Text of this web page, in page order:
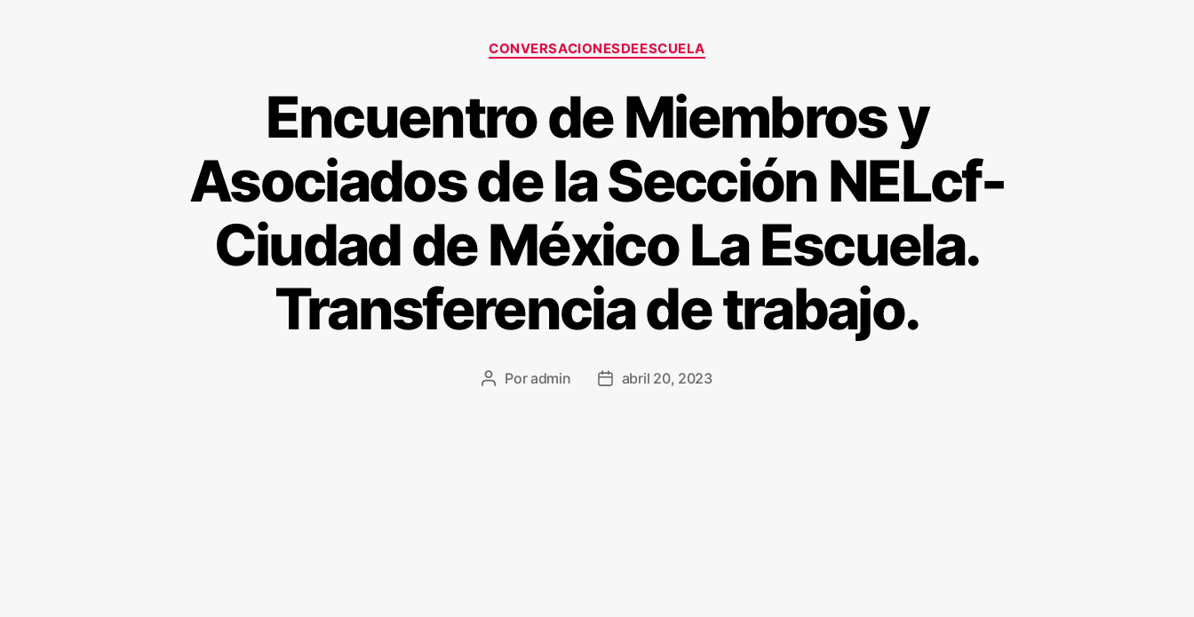
CONVERSACIONESDEESCUELA
Encuentro de Miembros y
Asociados de la Sección NELcf-
Ciudad de México La Escuela.
Transferencia de trabajo.
Poradmin abril 20, 2023